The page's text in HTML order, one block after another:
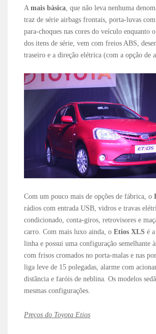
Amais básica, que não leva nenhuma
traz de série airbags frontais, porta-luvas
para-choques nas cores do veículo enquanto
dos itens de série, vem com freios ABS,
traseiro e a direção elétrica (com a opção de
Com um pouco mais de opções de fábrica, o
rádios com entrada USB, vidros e travas
condicionado, conta-giros, retrovisores e
carro. Com mais luxo ainda, oEtios XLS é
linha e possui uma configuração semelhante
com frisos cromados no porta-malas e nas
liga leve de 15 polegadas, alarme com
distância e faróis de neblina. Os modelos
mesmas configurações.
Preços do Toyota Etios